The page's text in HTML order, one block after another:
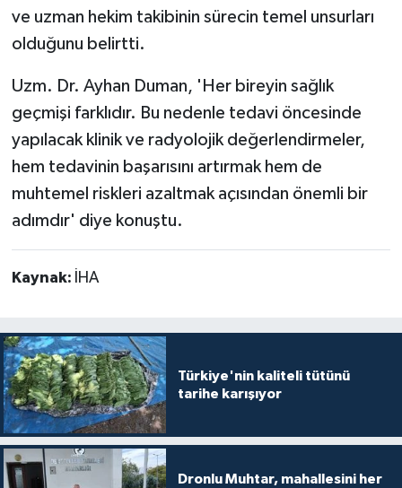
ve uzman hekim takibinin sürecin temel unsurları
olduğunu belirtti.
Uzm. Dr. Ayhan Duman, 'Her bireyin sağlık
geçmişi farklıdır. Bu nedenle tedavi öncesinde
yapılacak klinik ve radyolojik değerlendirmeler,
hem tedavinin başarısını artırmak hem de
muhtemel riskleri azaltmak açısından önemli bir
adımdır' diye konuştu.
Kaynak: İHA
Türkiye'nin kaliteli tütünü
tarihe karışıyor
Dronlu Muhtar, mahallesini her